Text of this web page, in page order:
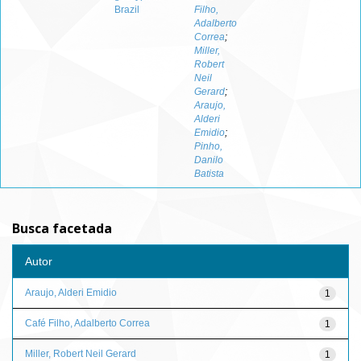
Brazil
Filho,
Adalberto
Correa;
Miller,
Robert
Neil
Gerard;
Araujo,
Alderi
Emidio;
Pinho,
Danilo
Batista
Busca facetada
Autor
1
Araujo, Alderi Emidio
1
Café Filho, Adalberto Correa
1
Miller, Robert Neil Gerard